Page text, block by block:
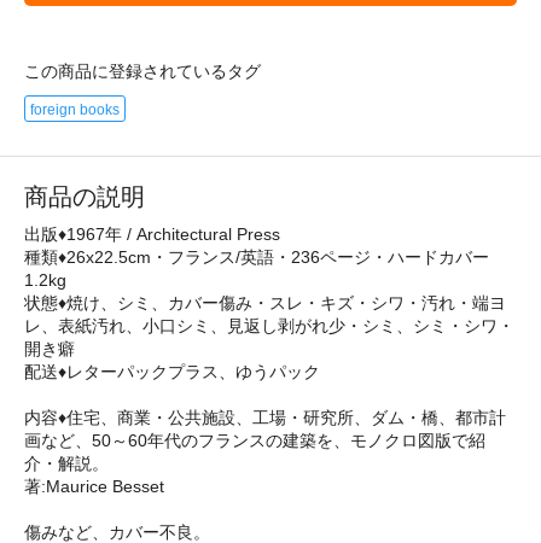
この商品に登録されているタグ
foreign books
商品の説明
出版♦1967年 / Architectural Press
種類♦26x22.5cm・フランス/英語・236ページ・ハードカバー
1.2kg
状態♦焼け、シミ、カバー傷み・スレ・キズ・シワ・汚れ・端ヨ
レ、表紙汚れ、小口シミ、見返し剥がれ少・シミ、シミ・シワ・
開き癖
配送♦レターパックプラス、ゆうパック
内容♦住宅、商業・公共施設、工場・研究所、ダム・橋、都市計
画など、50～60年代のフランスの建築を、モノクロ図版で紹
介・解説。
著:Maurice Besset
傷みなど、カバー不良。